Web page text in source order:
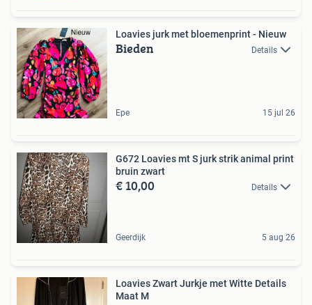
Loavies jurk met bloemenprint - Nieuw
Bieden Details
Epe 15 jul 26
G672 Loavies mt S jurk strik animal print
bruin zwart
€ 10,00 Details
Geerdijk 5 aug 26
Loavies Zwart Jurkje met Witte Details
Maat M